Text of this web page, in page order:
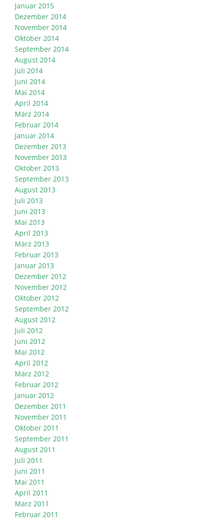
Januar 2015
Dezember 2014
November 2014
Oktober 2014
September 2014
August 2014
Juli 2014
Juni 2014
Mai 2014
April 2014
März 2014
Februar 2014
Januar 2014
Dezember 2013
November 2013
Oktober 2013
September 2013
August 2013
Juli 2013
Juni 2013
Mai 2013
April 2013
März 2013
Februar 2013
Januar 2013
Dezember 2012
November 2012
Oktober 2012
September 2012
August 2012
Juli 2012
Juni 2012
Mai 2012
April 2012
März 2012
Februar 2012
Januar 2012
Dezember 2011
November 2011
Oktober 2011
September 2011
August 2011
Juli 2011
Juni 2011
Mai 2011
April 2011
März 2011
Februar 2011